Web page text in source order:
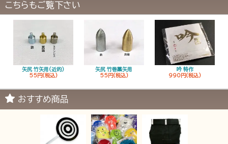
こちらもご覧下さい
矢尻 竹矢用(近的)
55円(税込)
矢尻 竹巻藁矢用
55円(税込)
吟 特作
990円(税込)
おすすめ商品